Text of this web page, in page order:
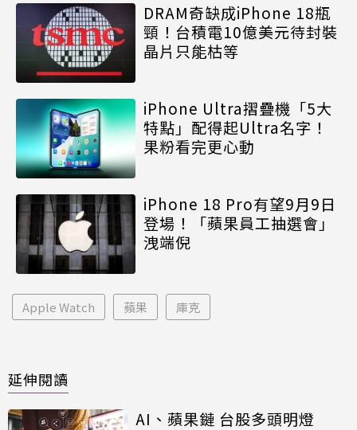
DRAM奇缺成iPhone 18瓶
頸！台積電10億美元待封裝
晶片只能枯等
iPhone Ultra摺疊機「5大
特點」配得起Ultra名字！
果粉看完更心動
iPhone 18 Pro有望9月9日
登場！「蘋果員工抽選會」
洩端倪
Apple Watch 蘋果 庫克
延伸閱讀
AI、蘋果鏈 台股多頭明燈